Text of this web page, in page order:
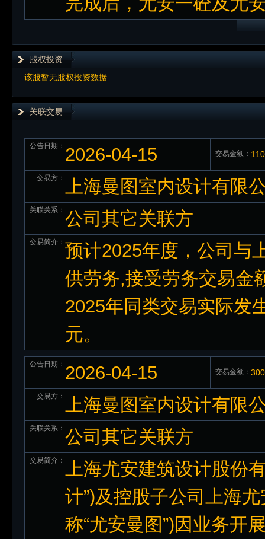
股权投资
该股暂无股权投资数据
关联交易
公告日期： 2026-04-15 交易金额：
交易方： 上海曼图室内设计有限
关联关系： 公司其它关联方
交易简介： 预计2025年度，公司与
供劳务,接受劳务交易金
2025年同类交易实际发
元。
公告日期： 2026-04-15 交易金额：
交易方： 上海曼图室内设计有限
关联关系： 公司其它关联方
交易简介： 上海尤安建筑设计股份
计”)及控股子公司上海
称“尤安曼图”)因业务开